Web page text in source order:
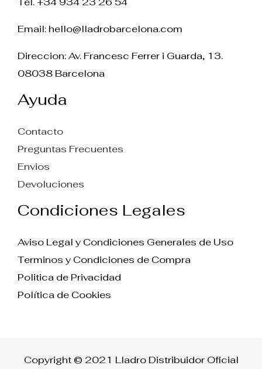
Email: hello@lladrobarcelona.com
Direccion: Av. Francesc Ferrer i Guarda, 13.
08038 Barcelona
Ayuda
Contacto
Preguntas Frecuentes
Envios
Devoluciones
Condiciones Legales
Aviso Legal y Condiciones Generales de Uso
Terminos y Condiciones de Compra
Politica de Privacidad
Política de Cookies
Copyright © 2021 Lladro Distribuidor Oficial